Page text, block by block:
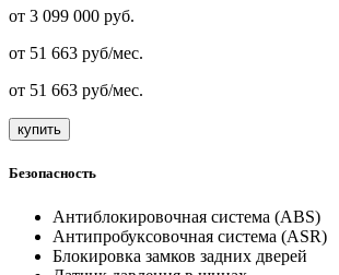
от 3 099 000 руб.
от 51 663 руб/мес.
от 51 663 руб/мес.
купить
Безопасность
Антиблокировочная система (ABS)
Антипробуксовочная система (ASR)
Блокировка замков задних дверей